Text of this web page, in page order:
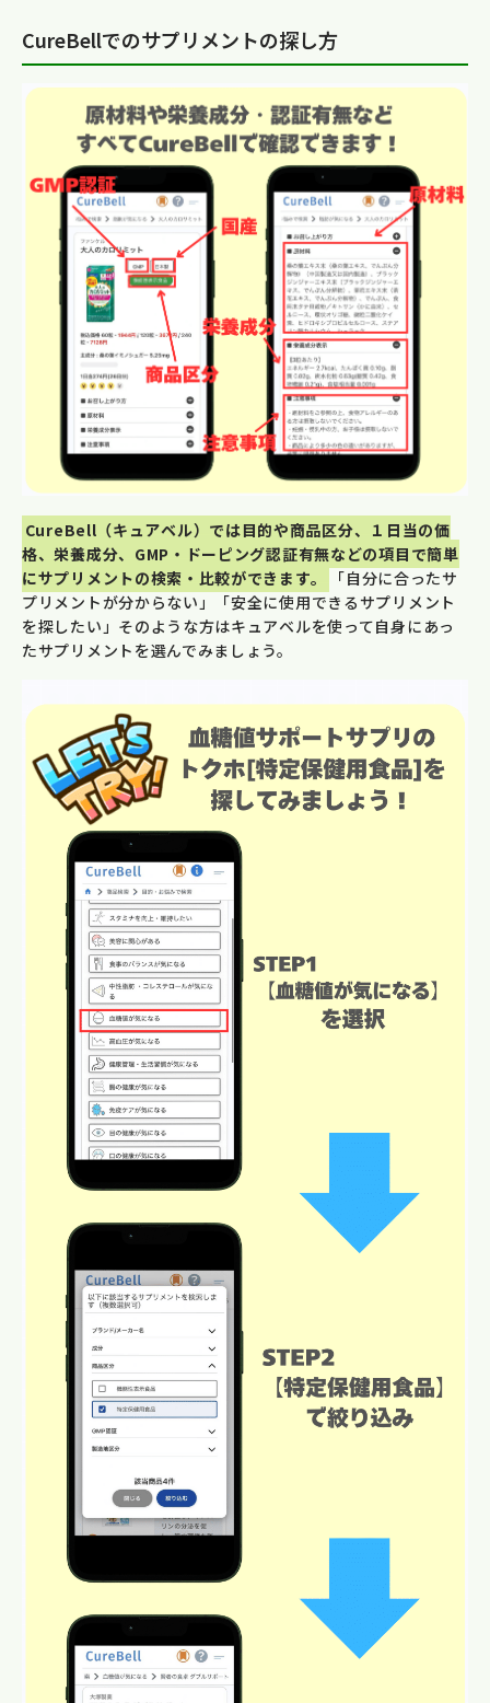
CureBellでのサプリメントの探し方
CureBell（キュアベル）では目的や商品区分、１日当の価
格、栄養成分、GMP・ドーピング認証有無などの項目で簡単
にサプリメントの検索・比較ができます。
「自分に合ったサ
プリメントが分からない」「安全に使用できるサプリメント
を探したい」そのような方はキュアベルを使って自身にあっ
たサプリメントを選んでみましょう。